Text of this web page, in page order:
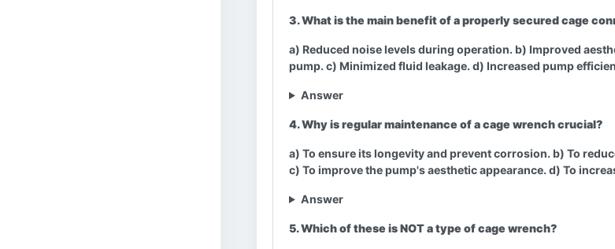
3. What is the main benefit of a properly secured cage
a) Reduced noise levels during operation. b) Improved
pump. c) Minimized fluid leakage. d) Increased pump
Answer
4. Why is regular maintenance of a cage wrench crucial?
a) To ensure its longevity and prevent corrosion. b) To
c) To improve the pump's aesthetic appearance. d) To
Answer
5. Which of these is NOT a type of cage wrench?